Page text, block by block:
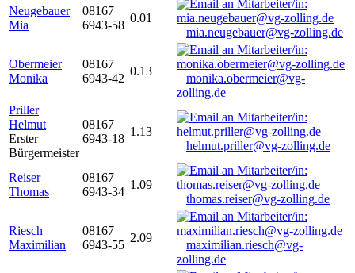
Neugebauer
Mia
08167
6943-58
0.01
mia.neugebauer@vg-zolling.de
Obermeier
Monika
08167
6943-42
0.13
monika.obermeier@vg-
zolling.de
Priller
Helmut
Erster
Bürgermeister
08167
6943-18
1.13
helmut.priller@vg-zolling.de
Reiser
Thomas
08167
6943-34
1.09
thomas.reiser@vg-zolling.de
Riesch
Maximilian
08167
6943-55
2.09
maximilian.riesch@vg-
zolling.de